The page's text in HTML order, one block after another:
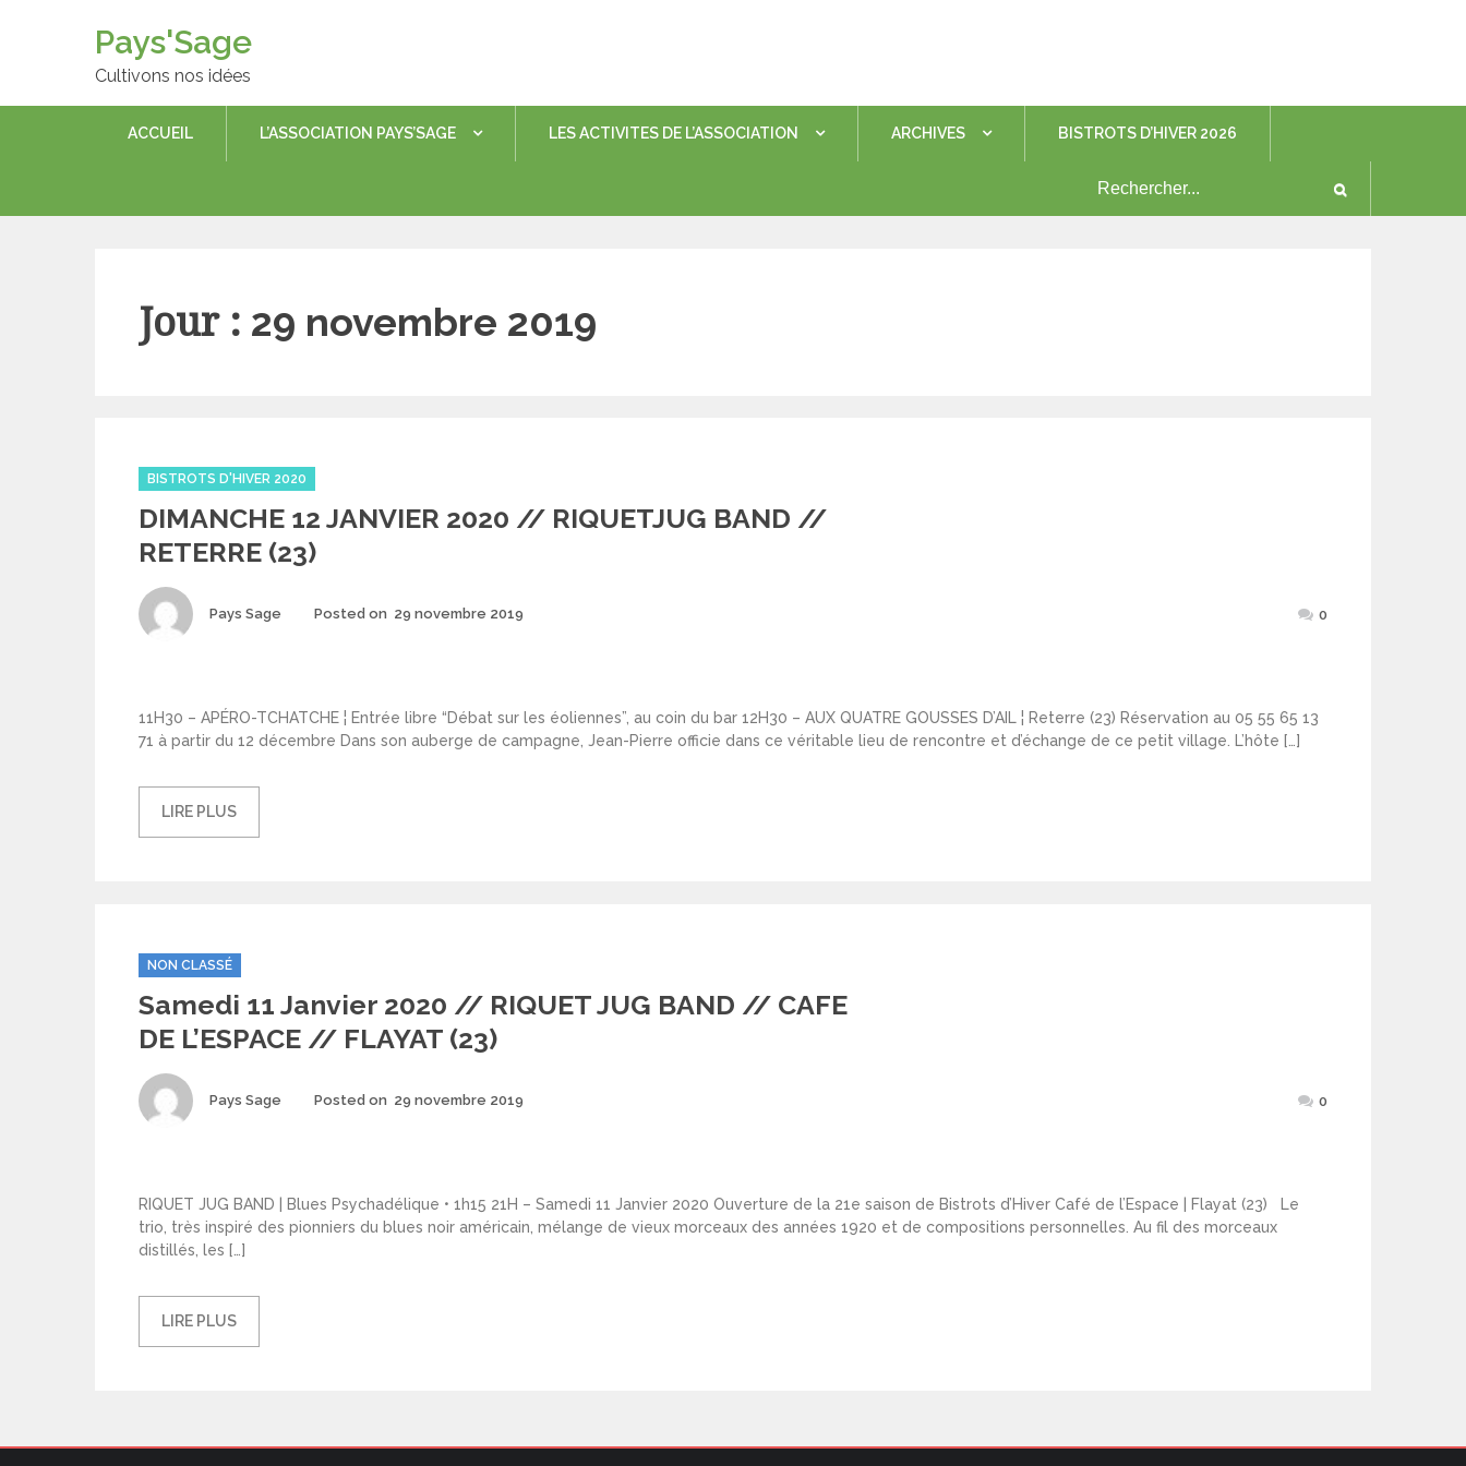
Pays'Sage
Cultivons nos idées
ACCUEIL L’ASSOCIATION PAYS’SAGE LES ACTIVITES DE L’ASSOCIATION ARCHIVES BISTROTS D’HIVER 2026
Jour : 29 novembre 2019
Categories
BISTROTS D'HIVER 2020
DIMANCHE 12 JANVIER 2020 // RIQUETJUG BAND //
RETERRE (23)
Author
Pays Sage Posted on 29 novembre 2019 0
11H30 – APÉRO-TCHATCHE ¦ Entrée libre “Débat sur les éoliennes”, au coin du bar 12H30 – AUX QUATRE GOUSSES D’AIL ¦ Reterre (23) Réservation au 05 55 65 13
71 à partir du 12 décembre Dans son auberge de campagne, Jean-Pierre officie dans ce véritable lieu de rencontre et d’échange de ce petit village. L’hôte […]
LIRE PLUS
Categories
NON CLASSÉ
Samedi 11 Janvier 2020 // RIQUET JUG BAND // CAFE
DE L’ESPACE // FLAYAT (23)
Author
Pays Sage Posted on 29 novembre 2019 0
RIQUET JUG BAND | Blues Psychadélique • 1h15 21H – Samedi 11 Janvier 2020 Ouverture de la 21e saison de Bistrots d’Hiver Café de l’Espace | Flayat (23) Le
trio, très inspiré des pionniers du blues noir américain, mélange de vieux morceaux des années 1920 et de compositions personnelles. Au fil des morceaux
distillés, les […]
LIRE PLUS